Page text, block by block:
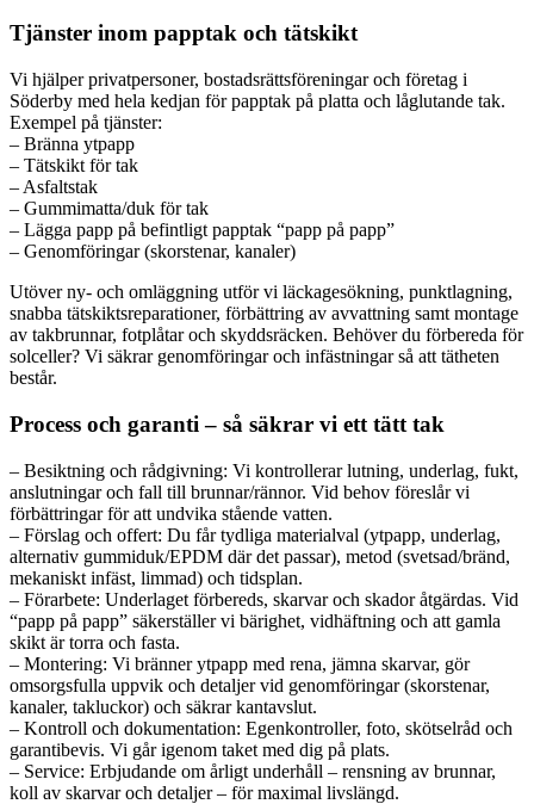
Tjänster inom papptak och tätskikt
Vi hjälper privatpersoner, bostadsrättsföreningar och företag i
Söderby med hela kedjan för papptak på platta och låglutande tak.
Exempel på tjänster:
– Bränna ytpapp
– Tätskikt för tak
– Asfaltstak
– Gummimatta/duk för tak
– Lägga papp på befintligt papptak “papp på papp”
– Genomföringar (skorstenar, kanaler)
Utöver ny- och omläggning utför vi läckagesökning, punktlagning,
snabba tätskiktsreparationer, förbättring av avvattning samt montage
av takbrunnar, fotplåtar och skyddsräcken. Behöver du förbereda för
solceller? Vi säkrar genomföringar och infästningar så att tätheten
består.
Process och garanti – så säkrar vi ett tätt tak
– Besiktning och rådgivning: Vi kontrollerar lutning, underlag, fukt,
anslutningar och fall till brunnar/rännor. Vid behov föreslår vi
förbättringar för att undvika stående vatten.
– Förslag och offert: Du får tydliga materialval (ytpapp, underlag,
alternativ gummiduk/EPDM där det passar), metod (svetsad/bränd,
mekaniskt infäst, limmad) och tidsplan.
– Förarbete: Underlaget förbereds, skarvar och skador åtgärdas. Vid
“papp på papp” säkerställer vi bärighet, vidhäftning och att gamla
skikt är torra och fasta.
– Montering: Vi bränner ytpapp med rena, jämna skarvar, gör
omsorgsfulla uppvik och detaljer vid genomföringar (skorstenar,
kanaler, takluckor) och säkrar kantavslut.
– Kontroll och dokumentation: Egenkontroller, foto, skötselråd och
garantibevis. Vi går igenom taket med dig på plats.
– Service: Erbjudande om årligt underhåll – rensning av brunnar,
koll av skarvar och detaljer – för maximal livslängd.